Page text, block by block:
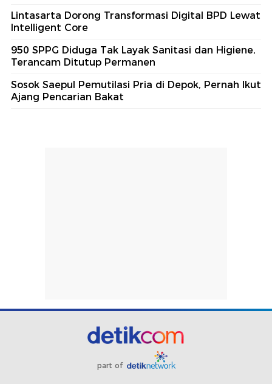
Lintasarta Dorong Transformasi Digital BPD Lewat
Intelligent Core
950 SPPG Diduga Tak Layak Sanitasi dan Higiene,
Terancam Ditutup Permanen
Sosok Saepul Pemutilasi Pria di Depok, Pernah Ikut
Ajang Pencarian Bakat
part of